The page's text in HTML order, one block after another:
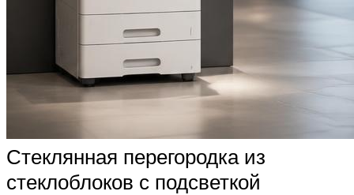
Стеклянная перегородка из
стеклоблоков с подсветкой